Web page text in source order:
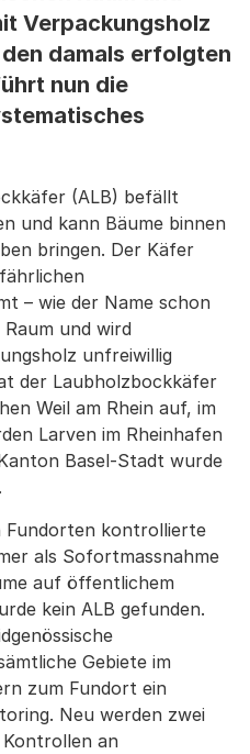
Verpackungsholz
damals erfolgten
nun die
(ALB) befällt
und kann Bäume binnen
bringen. Der Käfer
– wie der Name schon
und wird
unfreiwillig
der Laubholzbockkäfer
Weil am Rhein auf, im
Larven im Rheinhafen
Basel-Stadt wurde
Fundorten kontrollierte
als Sofortmassnahme
auf öffentlichem
kein ALB gefunden.
Gebiete im
zum Fundort ein
Neu werden zwei
an